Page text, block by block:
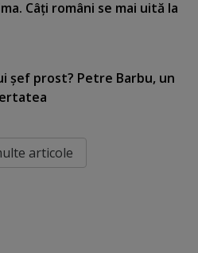
Câţi români se mai uită la
şef prost? Petre Barbu, un
articole